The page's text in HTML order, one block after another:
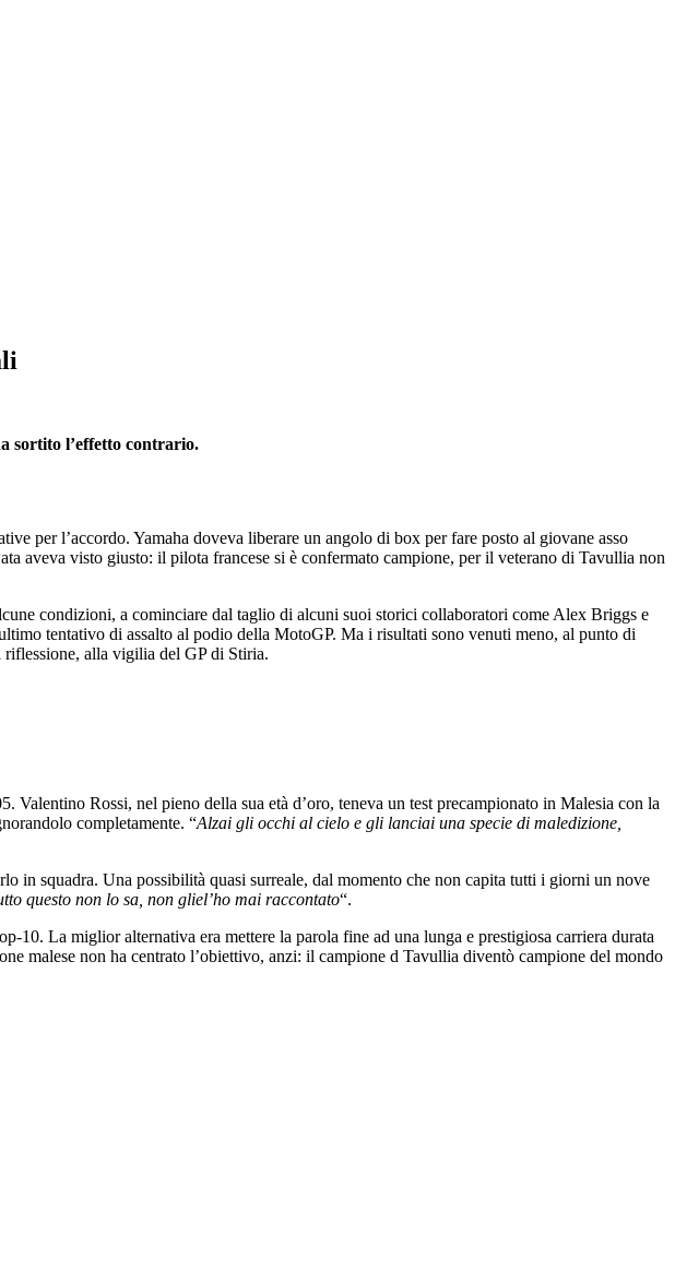
sortito l’effetto contrario.
per l’accordo. Yamaha doveva liberare un angolo di box per fare posto al giovane asso
aveva visto giusto: il pilota francese si è confermato campione, per il veterano di Tavullia non
condizioni, a cominciare dal taglio di alcuni suoi storici collaboratori come Alex Briggs e
tentativo di assalto al podio della MotoGP. Ma i risultati sono venuti meno, al punto di
alla vigilia del GP di Stiria.
Valentino Rossi, nel pieno della sua età d’oro, teneva un test precampionato in Malesia con la
completamente. “Alzai gli occhi al cielo e gli lanciai una specie di maledizione,
in squadra. Una possibilità quasi surreale, dal momento che non capita tutti i giorni un nove
questo non lo sa, non gliel’ho mai raccontato“.
La miglior alternativa era mettere la parola fine ad una lunga e prestigiosa carriera durata
malese non ha centrato l’obiettivo, anzi: il campione d Tavullia diventò campione del mondo